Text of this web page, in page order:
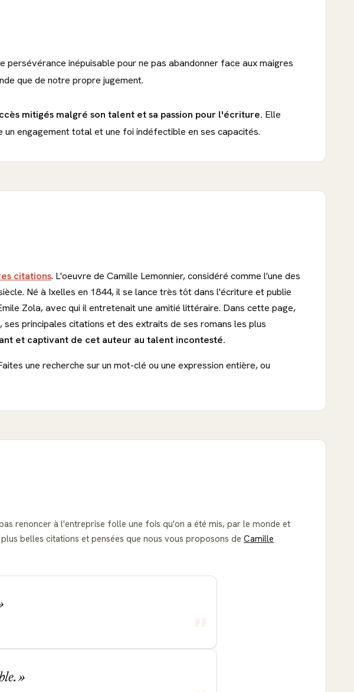
inépuisable pour ne pas abandonner face aux maigres
que de notre propre jugement.
mitigés malgré son talent et sa passion pour l'écriture. Elle
engagement total et une foi indéfectible en ses capacités.
citations. L'oeuvre de Camille Lemonnier, considéré comme l'une des
Né à Ixelles en 1844, il se lance très tôt dans l'écriture et publie
Zola, avec qui il entretenait une amitié littéraire. Dans cette page,
principales citations et des extraits de ses romans les plus
et captivant de cet auteur au talent incontesté.
une recherche sur un mot-clé ou une expression entière, ou
renoncer à l'entreprise folle une fois qu'on a été mis, par le monde et
belles citations et pensées que nous vous proposons de Camille